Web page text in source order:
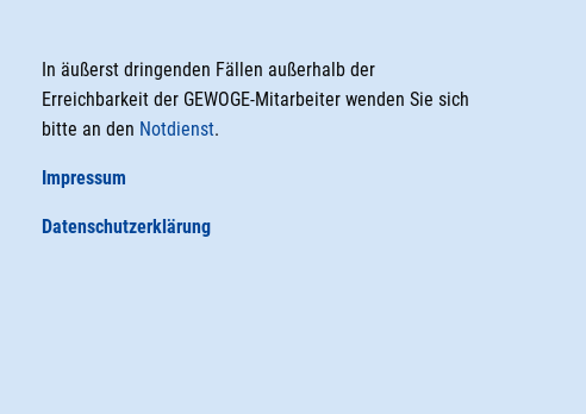
In äußerst dringenden Fällen außerhalb der
Erreichbarkeit der GEWOGE-Mitarbeiter wenden Sie sich
bitte an den Notdienst.
Impressum
Datenschutzerklärung